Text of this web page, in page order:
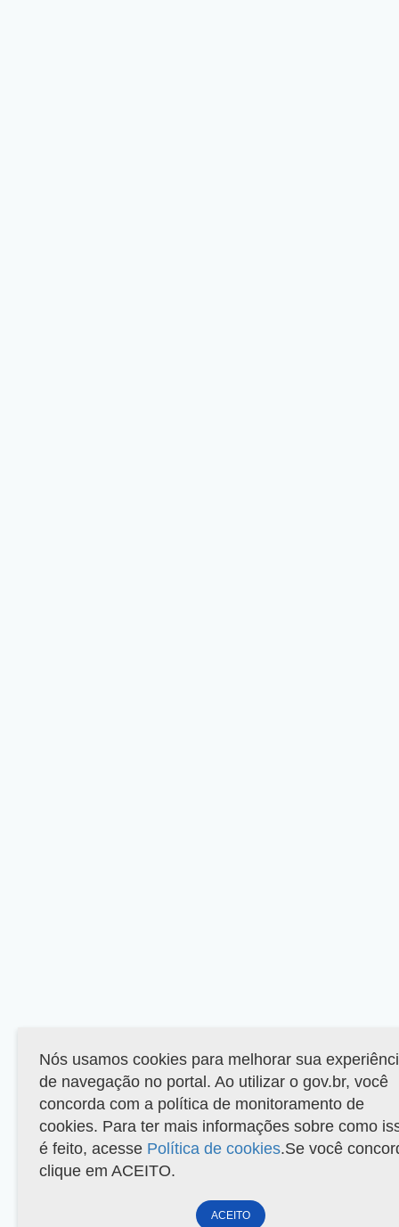
Nós usamos cookies para melhorar sua
de navegação no portal. Ao utilizar o gov.br, você
concorda com a política de monitoramento de
cookies. Para ter mais informações sobre como
é feito, acesse Política de cookies.Se você
clique em ACEITO.
ACEITO